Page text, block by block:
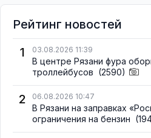
Рейтинг новостей
1
03.08.2026 11:39
В центре Рязани фура
троллейбусов (2590)
2 06.08.2026 10:47
В Рязани на заправках
ограничения на бензин